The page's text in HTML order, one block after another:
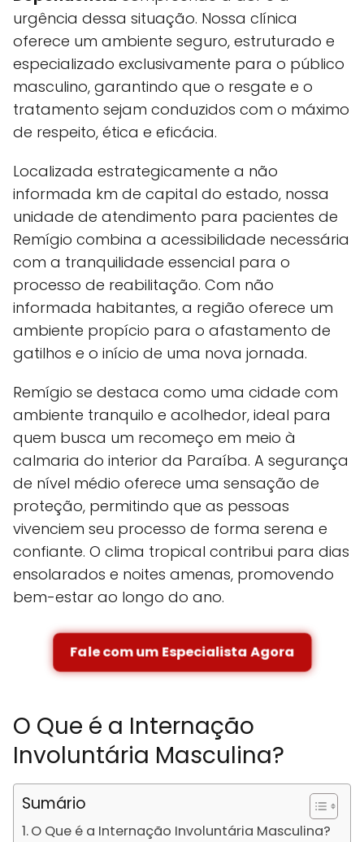
urgência dessa situação. Nossa clínica
oferece um ambiente seguro, estruturado e
especializado exclusivamente para o público
masculino, garantindo que o resgate e o
tratamento sejam conduzidos com o máximo
de respeito, ética e eficácia.
Localizada estrategicamente a não
informada km de capital do estado, nossa
unidade de atendimento para pacientes de
Remígio combina a acessibilidade necessária
com a tranquilidade essencial para o
processo de reabilitação. Com não
informada habitantes, a região oferece um
ambiente propício para o afastamento de
gatilhos e o início de uma nova jornada.
Remígio se destaca como uma cidade com
ambiente tranquilo e acolhedor, ideal para
quem busca um recomeço em meio à
calmaria do interior da Paraíba. A segurança
de nível médio oferece uma sensação de
proteção, permitindo que as pessoas
vivenciem seu processo de forma serena e
confiante. O clima tropical contribui para dias
ensolarados e noites amenas, promovendo
bem-estar ao longo do ano.
Fale com um Especialista Agora
O Que é a Internação
Involuntária Masculina?
Sumário
O Que é a Internação Involuntária Masculina?